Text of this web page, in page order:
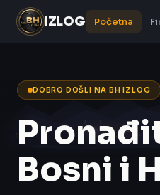
IZLOG Početna
DOBRO DOŠLI NA BH IZLOG
Bosni i